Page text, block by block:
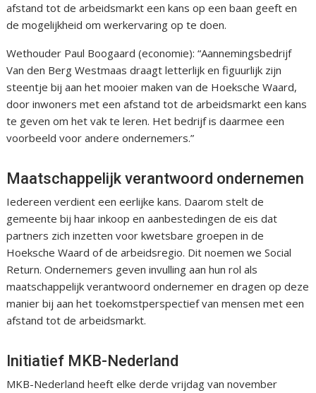
afstand tot de arbeidsmarkt een kans op een baan geeft en
de mogelijkheid om werkervaring op te doen.
Wethouder Paul Boogaard (economie): “Aannemingsbedrijf
Van den Berg Westmaas draagt letterlijk en figuurlijk zijn
steentje bij aan het mooier maken van de Hoeksche Waard,
door inwoners met een afstand tot de arbeidsmarkt een kans
te geven om het vak te leren. Het bedrijf is daarmee een
voorbeeld voor andere ondernemers.”
Maatschappelijk verantwoord ondernemen
Iedereen verdient een eerlijke kans. Daarom stelt de
gemeente bij haar inkoop en aanbestedingen de eis dat
partners zich inzetten voor kwetsbare groepen in de
Hoeksche Waard of de arbeidsregio. Dit noemen we Social
Return. Ondernemers geven invulling aan hun rol als
maatschappelijk verantwoord ondernemer en dragen op deze
manier bij aan het toekomstperspectief van mensen met een
afstand tot de arbeidsmarkt.
Initiatief MKB-Nederland
MKB-Nederland heeft elke derde vrijdag van november